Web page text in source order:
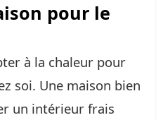
pour le
à la chaleur pour
soi. Une maison bien
un intérieur frais